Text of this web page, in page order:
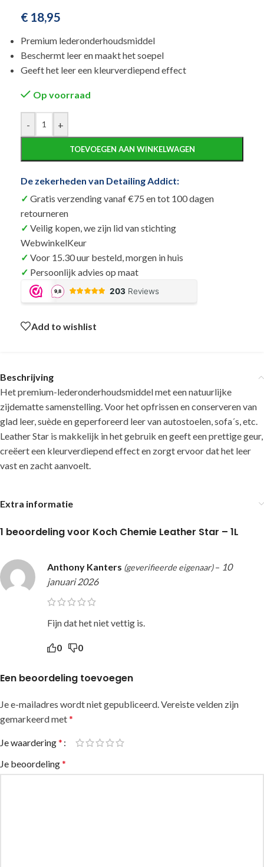
€ 18,95
Premium lederonderhoudsmiddel
Beschermt leer en maakt het soepel
Geeft het leer een kleurverdiepend effect
Op voorraad
- +
TOEVOEGEN AAN WINKELWAGEN
Alternative:
De zekerheden van Detailing Addict:
Gratis verzending vanaf €75 en tot 100 dagen
retourneren
Veilig kopen, we zijn lid van stichting
WebwinkelKeur
Voor 15.30 uur besteld, morgen in huis
Persoonlijk advies op maat
Add to wishlist
Beschrijving
Het premium-lederonderhoudsmiddel met een natuurlijke
zijdematte samenstelling. Voor het opfrissen en conserveren van
glad leer, suède en geperforeerd leer van autostoelen, sofa´s, etc.
Leather Star is makkelijk in het gebruik en geeft een prettige geur,
creëert een kleurverdiepend effect en zorgt ervoor dat het leer
vast en zacht aanvoelt.
Extra informatie
1 beoordeling voor Koch Chemie Leather Star – 1L
Anthony Kanters (geverifieerde eigenaar) – 10
januari 2026
Fijn dat het niet vettig is.
0 0
Een beoordeling toevoegen
Je e-mailadres wordt niet gepubliceerd.Vereiste velden zijn
gemarkeerd met*
Je waardering*
Je beoordeling*
Alternative: